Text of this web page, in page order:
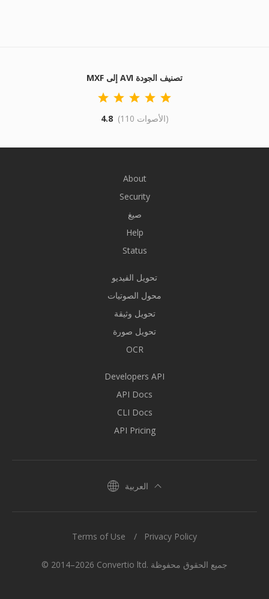
MXF إلى AVI تصنيف الجودة
4.8 (110 الأصوات)
About
Security
صيغ
Help
Status
تحويل الفيديو
محول الصوتيات
تحويل وثيقة
تحويل صورة
OCR
Developers API
API Docs
CLI Docs
API Pricing
العربية
© 2014–2026 Convertio ltd. جميع الحقوق محفوظة
Terms of Use Privacy Policy